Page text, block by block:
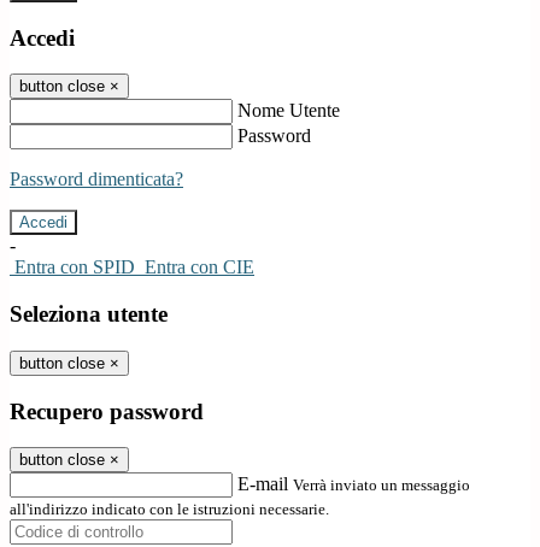
Accedi
button close ×
Nome Utente
Password
Password dimenticata?
-
Entra con SPID Entra con CIE
Seleziona utente
button close ×
Recupero password
button close ×
E-mail Verrà inviato un messaggio
all'indirizzo indicato con le istruzioni necessarie.